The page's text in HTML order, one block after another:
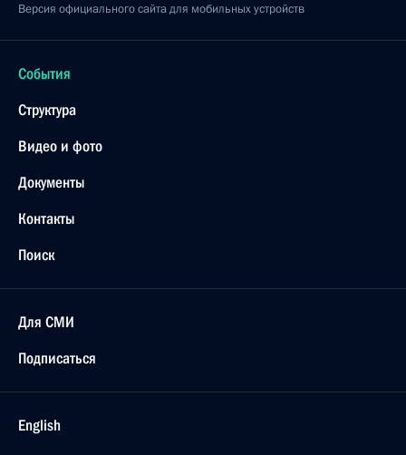
Версия официального сайта для мобильных устройств
События
Структура
Видео и фото
Документы
Контакты
Поиск
Для СМИ
Подписаться
English